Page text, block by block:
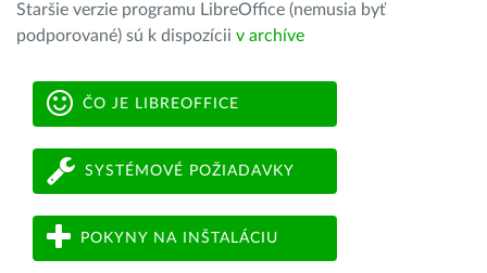
Staršie verzie programu LibreOffice (nemusia byť
podporované) sú k dispozícii v archíve
ČO JE LIBREOFFICE
SYSTÉMOVÉ POŽIADAVKY
POKYNY NA INŠTALÁCIU